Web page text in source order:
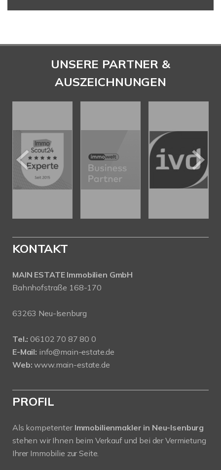
UNSERE PARTNER &
AUSZEICHNUNGEN
KONTAKT
MAIN ESTATE Immobilien GmbH
Bahnhofstraße 168-170
63263 Neu-Isenburg
Tel.: 06102 70 87 80 0
E-Mail: info@main-estate.de
Web: www.main-estate.de
PROFIL
Als kompetenter Immobilienmakler in Neu-Isenburg
stehen wir Ihnen beim Verkauf und bei der Vermietung
Ihrer Immobilie zur Seite.